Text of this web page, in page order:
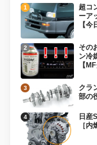
超コ
ーア
【
その
ン冷
【
クラ
部の
日産
［内